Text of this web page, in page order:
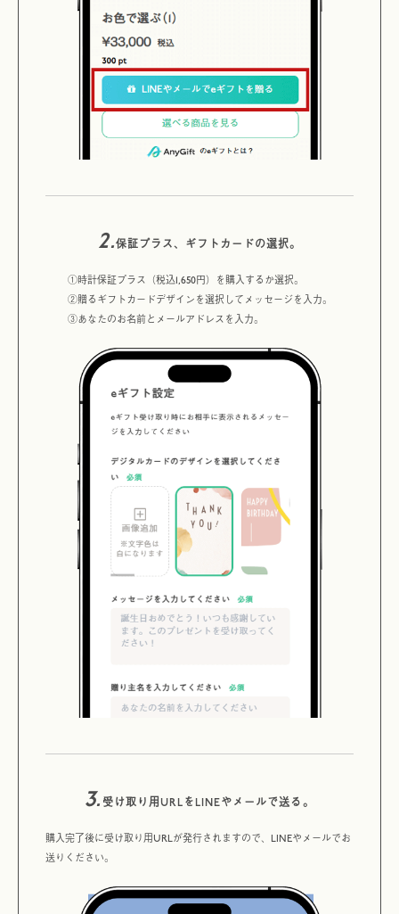
2.保証プラス、ギフトカードの選択。
①時計保証プラス（税込1,650円）を購入するか選択。
②贈るギフトカードデザインを選択してメッセージを入力。
③あなたのお名前とメールアドレスを入力。
3. 受け取り用URLをLINEやメールで送る。
購入完了後に受け取り用URLが発行されますので、LINEやメールでお
送りください。